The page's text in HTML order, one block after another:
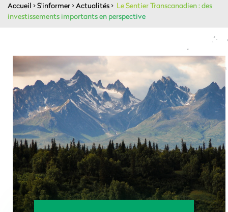
Accueil >S'informer>Actualités> Le Sentier Transcanadien : des
investissements importants en perspective